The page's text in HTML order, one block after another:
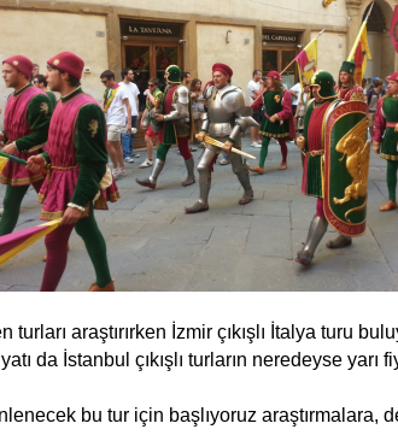
turları araştırırken İzmir çıkışlı İtalya turu
da İstanbul çıkışlı turların neredeyse yarı
bu tur için başlıyoruz araştırmalara,